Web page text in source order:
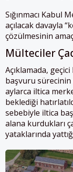
Sığınmacı Kabul
açılacak davayla
çözülmesinin
Mülteciler
Açıklamada,
başvuru
aylarca iltica
beklediği
sebebiyle iltica
alana kurdukları
yataklarında